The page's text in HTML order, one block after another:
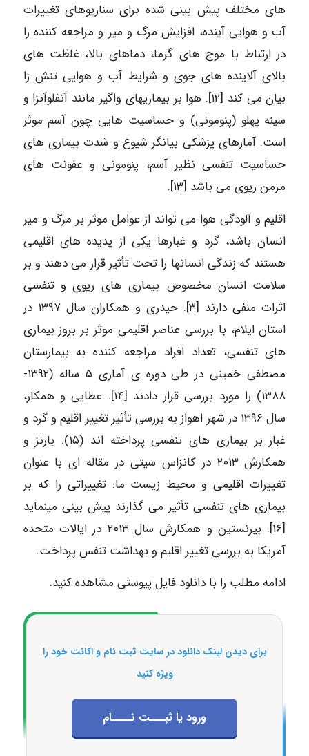
های مختلف پیش بینی شده برای سناریوهای تغییرات
آب و هوایی آینده، افزایش مرگ و میر و مراجعه کننده را
در ارتباط با موج های گرما، دماهای بالا، غلظت های
بالای آلاینده های جوی و شرایط آب و هوایی تنش زا
بیان می کند [۱۲]. هوا بر بیماریهای واگیر مانند آنفلوآنزا و
سینه پهلو (پنومونی) و حساسیت هایی چون آسم موثر
است. آمارهای پزشکی بیانگر شیوع و شدت بیماری های
حساسیت تنفسی نظیر آسم، پنومونی و عفونت های
مزمن ریوی می باشد [۱۳].
اقلیم و آلودگی هوا می تواند از عوامل موثر بر مرگ و میر
انسان باشد، گرد و غبارها یکی از پدیده های اقلیمی
هستند که زندگی انسانها را تحت تأثیر قرار می دهند و بر
سلامت انسان مخصوص بیماری های ریوی و تنفسی
اثرات منفی دارند [۳]. حیدری و همکاران سال ۱۳۹۷ در
استان ایلام، با بررسی عناصر اقلیمی موثر بر بروز بیماری
های تنفسی، تعداد افراد مراجعه کننده به بیمارستان
مصطفی خمینی در طی دوره ی آماری ۵ ساله (۱۳۹۲-
۱۳۸۸) را مورد بررسی قرار دادند [۱۴]. عطایی و همکار،
سال ۱۳۹۶ در شهر اهواز به بررسی تأثیر تغییر اقلیم و گرد و
غبار بر بیماری های تنفسی پرداخته اند (۱۵). بارنز و
همکارش ۲۰۱۳ در کانزاس سیتی در مقاله ای با عنوان
تغییرات اقلیمی و محیط زیست ما: تغییراتی را که بر
بیماری های تنفسی تأثیر می گذارند پیش بینی مینماید
[۱۶]. بیرنستین و همکارش سال ۲۰۱۳ در ایالات متحده
آمریکا به بررسی تغییر اقلیم و بهداشت تنفس پرداخت.
ادامه مطلب را با دانلود فایل پیوستی مشاهده کنید.
برای دیدن لینک دانلود در سایت ثبت نام و اکانت خود را
ویژه کنید
ورود یا ثبـــت نــــام